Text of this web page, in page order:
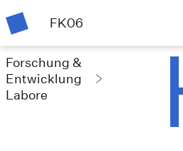
FK06
Forschung &
Entwicklung
Labore